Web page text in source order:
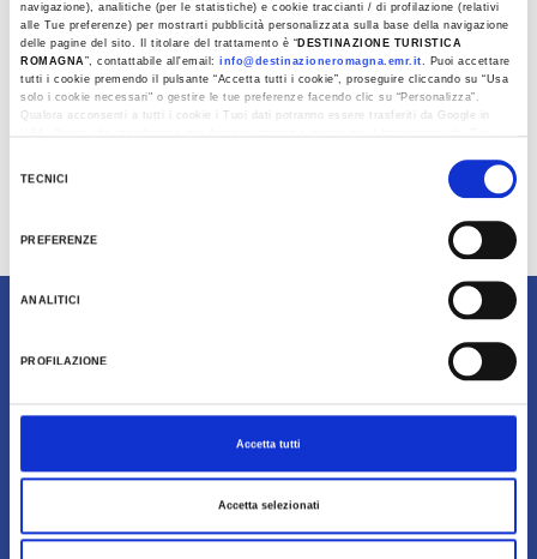
navigazione), analitiche (per le statistiche) e cookie traccianti / di profilazione (relativi
alle Tue preferenze) per mostrarti pubblicità personalizzata sulla base della navigazione
delle pagine del sito. Il titolare del trattamento è “ DESTINAZIONE TURISTICA
ROMAGNA”, contattabile all'email:info@destinazioneromagna.emr.it. Puoi accettare
tutti i cookie premendo il pulsante “Accetta tutti i cookie”, proseguire cliccando su “Usa
solo i cookie necessari" o gestire le tue preferenze facendo clic su “Personalizza”.
Qualora acconsenti a tutti i cookie i Tuoi dati potranno essere trasferiti da Google in
TECNICI
PREFERENZE
ANALITICI
PROFILAZIONE
Accetta tutti
Accetta selezionati
Another unforgettable opportunity to discover
and enjoy this beautiful sport is to ride on the
beaches of the Romagnola Riviera.
Autumn is the perfect season for riding, especially
Content owned by Destinazione Turistica Romagna